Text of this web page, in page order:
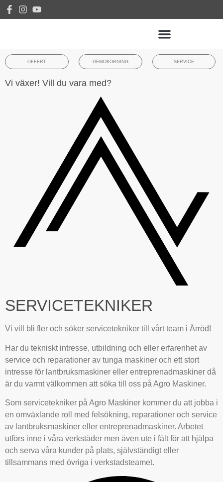
OFFERT DEMOKÖRNING SERVICE
Vi växer! Vill du vara med?
SERVICETEKNIKER
Vi vill bli fler och söker servicetekniker till vårt team i Årröd!
Har du tekniskt intresse, utbildning och eller erfarenhet av
service och reparationer av tunga maskiner och ett stort
intresse för lantbruksmaskiner eller entreprenadmaskiner då
är du varmt välkommen att söka till oss på Agro Maskiner.
Som servicetekniker på Agro Maskiner kommer du att jobba i
en omväxlande roll med felsökning, reparationer och service
av lantbruksmaskiner eller entreprenadmaskiner. Arbetet
utförs inne i våra verkstäder men även ute i fält för att hjälpa
och serva våra kunder på plats, självständigt eller
tillsammans med övriga i verkstadsteamet.